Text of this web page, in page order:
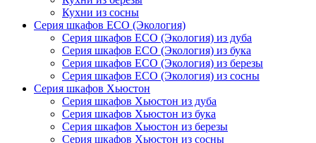
Кухни из сосны
Серия шкафов ECO (Экология)
Серия шкафов ECO (Экология) из дуба
Серия шкафов ECO (Экология) из бука
Серия шкафов ECO (Экология) из березы
Серия шкафов ECO (Экология) из сосны
Серия шкафов Хьюстон
Серия шкафов Хьюстон из дуба
Серия шкафов Хьюстон из бука
Серия шкафов Хьюстон из березы
Серия шкафов Хьюстон из сосны